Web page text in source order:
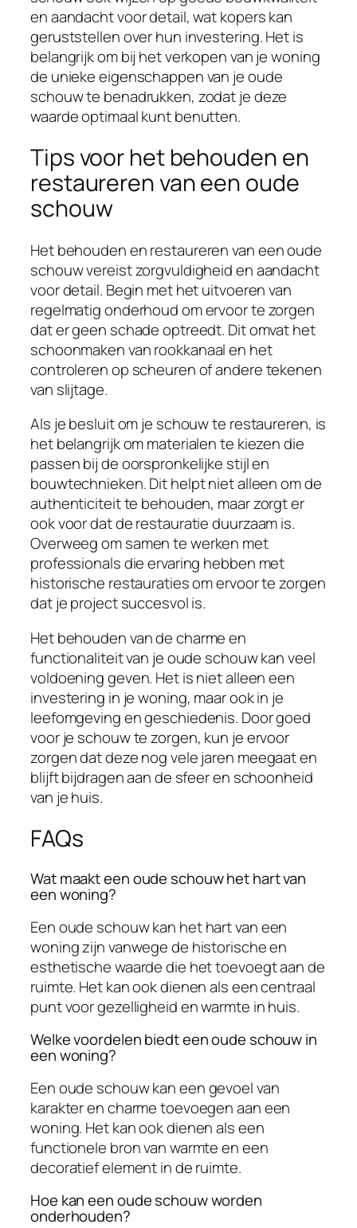
en aandacht voor detail, wat kopers kan
geruststellen over hun investering. Het is
belangrijk om bij het verkopen van je woning
de unieke eigenschappen van je oude
schouw te benadrukken, zodat je deze
waarde optimaal kunt benutten.
Tips voor het behouden en
restaureren van een oude
schouw
Het behouden en restaureren van een oude
schouw vereist zorgvuldigheid en aandacht
voor detail. Begin met het uitvoeren van
regelmatig onderhoud om ervoor te zorgen
dat er geen schade optreedt. Dit omvat het
schoonmaken van rookkanaal en het
controleren op scheuren of andere tekenen
van slijtage.
Als je besluit om je schouw te restaureren, is
het belangrijk om materialen te kiezen die
passen bij de oorspronkelijke stijl en
bouwtechnieken. Dit helpt niet alleen om de
authenticiteit te behouden, maar zorgt er
ook voor dat de restauratie duurzaam is.
Overweeg om samen te werken met
professionals die ervaring hebben met
historische restauraties om ervoor te zorgen
dat je project succesvol is.
Het behouden van de charme en
functionaliteit van je oude schouw kan veel
voldoening geven. Het is niet alleen een
investering in je woning, maar ook in je
leefomgeving en geschiedenis. Door goed
voor je schouw te zorgen, kun je ervoor
zorgen dat deze nog vele jaren meegaat en
blijft bijdragen aan de sfeer en schoonheid
van je huis.
FAQs
Wat maakt een oude schouw het hart van
een woning?
Een oude schouw kan het hart van een
woning zijn vanwege de historische en
esthetische waarde die het toevoegt aan de
ruimte. Het kan ook dienen als een centraal
punt voor gezelligheid en warmte in huis.
Welke voordelen biedt een oude schouw in
een woning?
Een oude schouw kan een gevoel van
karakter en charme toevoegen aan een
woning. Het kan ook dienen als een
functionele bron van warmte en een
decoratief element in de ruimte.
Hoe kan een oude schouw worden
onderhouden?